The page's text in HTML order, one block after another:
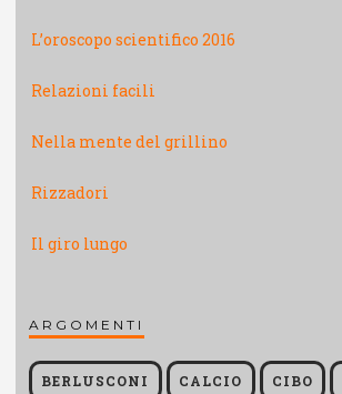
L’oroscopo scientifico 2016
Relazioni facili
Nella mente del grillino
Rizzadori
Il giro lungo
ARGOMENTI
BERLUSCONI CALCIO CIBO